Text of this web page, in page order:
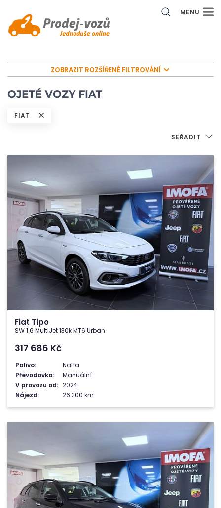
MENU
ZOBRAZIT ROZŠÍŘENÉ FILTROVÁNÍ
OJETÉ VOZY FIAT
FIAT
SEŘADIT
Fiat Tipo
SW 1.6 MultiJet 130k MT6 Urban
317 686 Kč
Palivo:
Nafta
Převodovka:
Manuální
V provozu od: 2024
Nájezd:
26 300 km